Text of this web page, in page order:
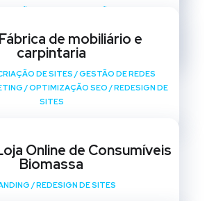
SITESde mobiliário e
carpintaria
DE SITES /GESTÃO DE REDES
/OPTIMIZAÇÃO SEO /REDESIGN DE
SITES
Online de Consumíveis
Biomassa
/REDESIGN DE SITES